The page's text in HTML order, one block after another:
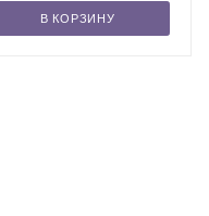
В КОРЗИНУ